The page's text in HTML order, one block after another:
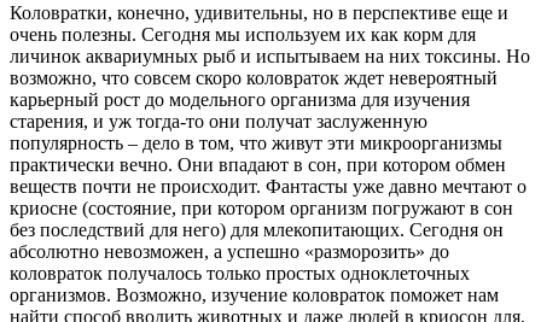
Коловратки, конечно, удивительны, но в перспективе еще и
очень полезны. Сегодня мы используем их как корм для
личинок аквариумных рыб и испытываем на них токсины. Но
возможно, что совсем скоро коловраток ждет невероятный
карьерный рост до модельного организма для изучения
старения, и уж тогда-то они получат заслуженную
популярность – дело в том, что живут эти микроорганизмы
практически вечно. Они впадают в сон, при котором обмен
веществ почти не происходит. Фантасты уже давно мечтают о
криосне (состояние, при котором организм погружают в сон
без последствий для него) для млекопитающих. Сегодня он
абсолютно невозможен, а успешно «разморозить» до
коловраток получалось только простых одноклеточных
организмов. Возможно, изучение коловраток поможет нам
найти способ вводить животных и даже людей в криосон для,